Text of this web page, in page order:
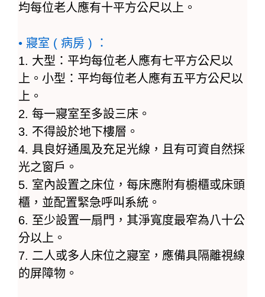
均每位老人應有十平方公尺以上。
• 寢室 ( 病房 ) ：
1. 大型：平均每位老人應有七平方公尺以
上。小型：平均每位老人應有五平方公尺以
上。
2. 每一寢室至多設三床。
3. 不得設於地下樓層。
4. 具良好通風及充足光線，且有可資自然採
光之窗戶。
5. 室內設置之床位，每床應附有櫥櫃或床頭
櫃，並配置緊急呼叫系統。
6. 至少設置一扇門，其淨寬度最窄為八十公
分以上。
7. 二人或多人床位之寢室，應備具隔離視線
的屏障物。